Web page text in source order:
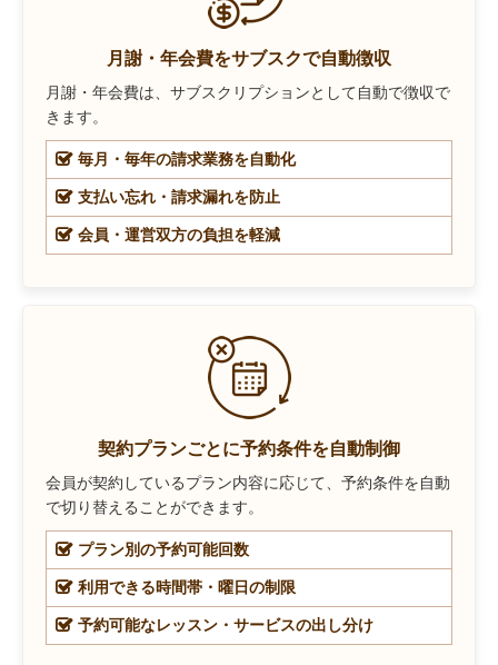
月謝・年会費をサブスクで自動徴収
月謝・年会費は、サブスクリプションとして自動で徴収で
きます。
毎月・毎年の請求業務を自動化
支払い忘れ・請求漏れを防止
会員・運営双方の負担を軽減
契約プランごとに予約条件を自動制御
会員が契約しているプラン内容に応じて、予約条件を自動
で切り替えることができます。
プラン別の予約可能回数
利用できる時間帯・曜日の制限
予約可能なレッスン・サービスの出し分け